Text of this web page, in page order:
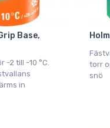
Base,
-2 till -10 °C.
in
torr
snö